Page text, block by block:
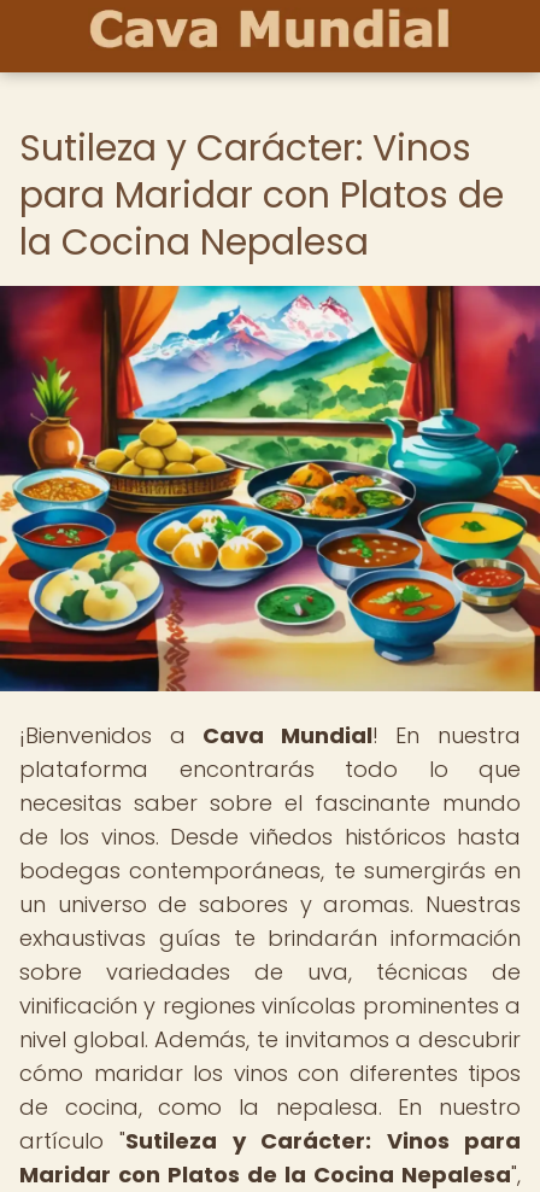
Sutileza y Carácter: Vinos
para Maridar con Platos de
la Cocina Nepalesa
¡Bienvenidos a Cava Mundial! En nuestra
plataforma encontrarás todo lo que
necesitas saber sobre el fascinante mundo
de los vinos. Desde viñedos históricos hasta
bodegas contemporáneas, te sumergirás en
un universo de sabores y aromas. Nuestras
exhaustivas guías te brindarán información
sobre variedades de uva, técnicas de
vinificación y regiones vinícolas prominentes a
nivel global. Además, te invitamos a descubrir
cómo maridar los vinos con diferentes tipos
de cocina, como la nepalesa. En nuestro
artículo "Sutileza y Carácter: Vinos para
Maridar con Platos de la Cocina Nepalesa",